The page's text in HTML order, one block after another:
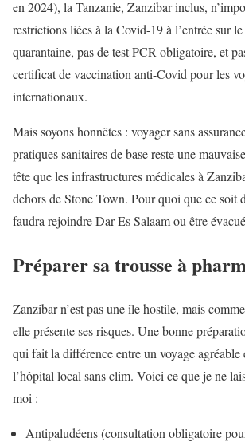
en 2024), la Tanzanie, Zanzibar inclus,
restrictions liées à la Covid-19 à l’entrée sur
quarantaine, pas de test PCR obligatoire, et
certificat de vaccination anti-Covid pour les
internationaux.
Mais soyons honnêtes : voyager sans
pratiques sanitaires de base reste une
tête que les infrastructures médicales à
dehors de Stone Town. Pour quoi que ce soit
faudra rejoindre Dar Es Salaam ou être
Préparer sa trousse à
Zanzibar n’est pas une île hostile, mais
elle présente ses risques. Une bonne
qui fait la différence entre un voyage agréable
l’hôpital local sans clim. Voici ce que je ne
moi :
Antipaludéens (consultation obligatoire